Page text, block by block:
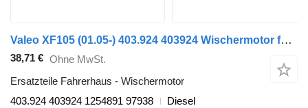
Valeo XF105 (01.05-) 403.924 403924 Wischermotor für DAF XF95, XF105 (2001-2014) Sattelzugmaschine
38,71 € Ohne MwSt.
Ersatzteile Fahrerhaus - Wischermotor
403.924 403924 1254891 97938
Diesel